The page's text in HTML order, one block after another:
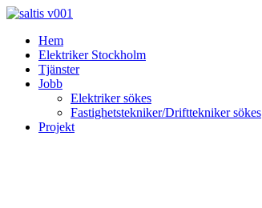
Skip
contentHem
Elektriker Stockholm
Tjänster
Jobb
Elektriker sökes
Fastighetstekniker/Drifttekniker sökes
Projekt